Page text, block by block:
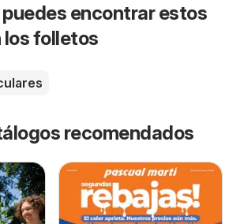
encontrar estos
folletos
recomendados